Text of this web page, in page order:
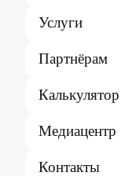
Услуги
Партнёрам
Калькулятор
Медиацентр
Контакты